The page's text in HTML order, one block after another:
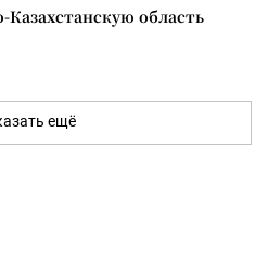
Казахстанскую область
ещё